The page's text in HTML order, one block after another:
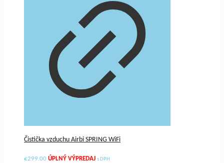
Čistička vzduchu Airbi SPRING WiFi
€299.00 s DPH